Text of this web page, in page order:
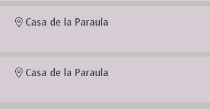
Casa de la Paraula
Casa de la Paraula